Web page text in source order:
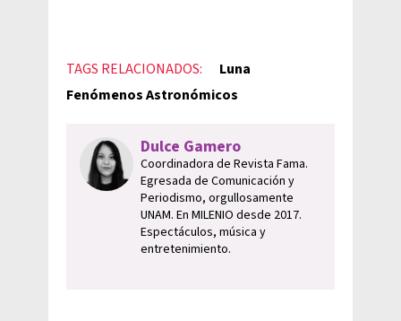
TAGS RELACIONADOS:
Luna
Fenómenos Astronómicos
Dulce Gamero
Coordinadora de Revista Fama.
Egresada de Comunicación y
Periodismo, orgullosamente
UNAM. En MILENIO desde 2017.
Espectáculos, música y
entretenimiento.